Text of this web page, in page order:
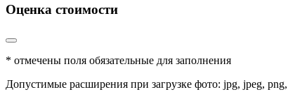
Оценка стоимости
* отмечены поля обязательные для заполнения
Допустимые расширения при загрузке фото: jpg, jpeg,